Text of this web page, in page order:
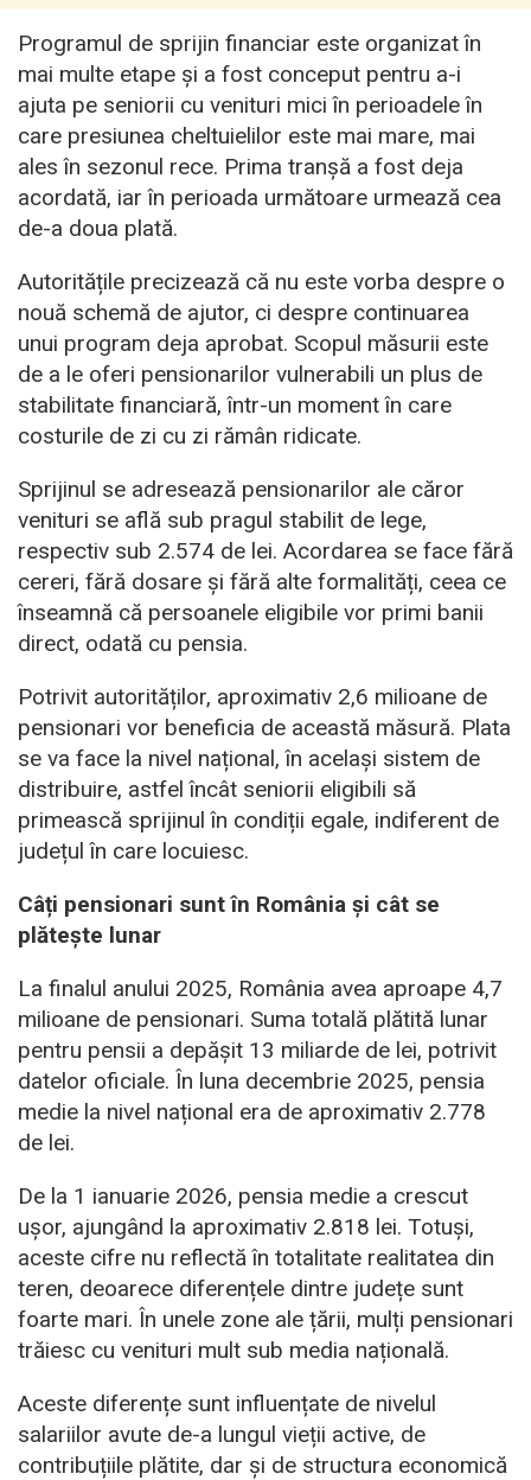
Programul de sprijin financiar este organizat în
mai multe etape și a fost conceput pentru a-i
ajuta pe seniorii cu venituri mici în perioadele în
care presiunea cheltuielilor este mai mare, mai
ales în sezonul rece. Prima tranșă a fost deja
acordată, iar în perioada următoare urmează cea
de-a doua plată.
Autoritățile precizează că nu este vorba despre o
nouă schemă de ajutor, ci despre continuarea
unui program deja aprobat. Scopul măsurii este
de a le oferi pensionarilor vulnerabili un plus de
stabilitate financiară, într-un moment în care
costurile de zi cu zi rămân ridicate.
Sprijinul se adresează pensionarilor ale căror
venituri se află sub pragul stabilit de lege,
respectiv sub 2.574 de lei. Acordarea se face fără
cereri, fără dosare și fără alte formalități, ceea ce
înseamnă că persoanele eligibile vor primi banii
direct, odată cu pensia.
Potrivit autorităților, aproximativ 2,6 milioane de
pensionari vor beneficia de această măsură. Plata
se va face la nivel național, în același sistem de
distribuire, astfel încât seniorii eligibili să
primească sprijinul în condiții egale, indiferent de
județul în care locuiesc.
Câți pensionari sunt în România și cât se
plătește lunar
La finalul anului 2025, România avea aproape 4,7
milioane de pensionari. Suma totală plătită lunar
pentru pensii a depășit 13 miliarde de lei, potrivit
datelor oficiale. În luna decembrie 2025, pensia
medie la nivel național era de aproximativ 2.778
de lei.
De la 1 ianuarie 2026, pensia medie a crescut
ușor, ajungând la aproximativ 2.818 lei. Totuși,
aceste cifre nu reflectă în totalitate realitatea din
teren, deoarece diferențele dintre județe sunt
foarte mari. În unele zone ale țării, mulți pensionari
trăiesc cu venituri mult sub media națională.
Aceste diferențe sunt influențate de nivelul
salariilor avute de-a lungul vieții active, de
contribuțiile plătite, dar și de structura economică